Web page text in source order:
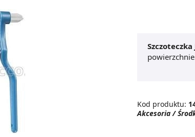
Szczoteczka
Kod produktu:
Akcesoria /